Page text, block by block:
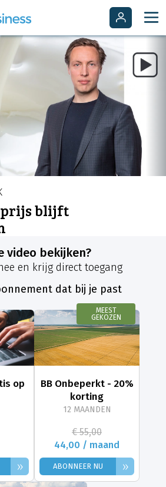
blijft
video bekijken?
en krijg direct toegang
dat bij je past
op
»
MEEST
GEKOZEN
BB Onbeperkt - 20%
korting
12 MAANDEN
€ 55,00
44,00 / maand
ABONNEER NU »